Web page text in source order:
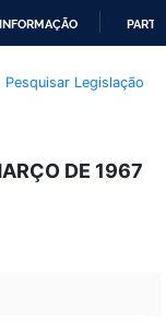
Pesquisar Legislação
DE 1967